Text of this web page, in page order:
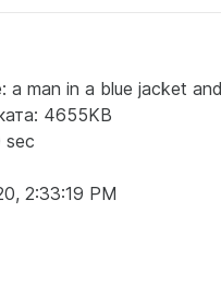
man in a blue jacket
4655KB
sec
2:33:19 PM